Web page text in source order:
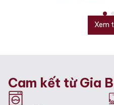
Xem
Cam kết từ Gia